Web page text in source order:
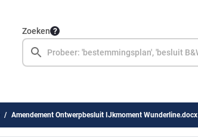
Zoeken
Amendement Ontwerpbesluit IJkmoment Wunderline.docx